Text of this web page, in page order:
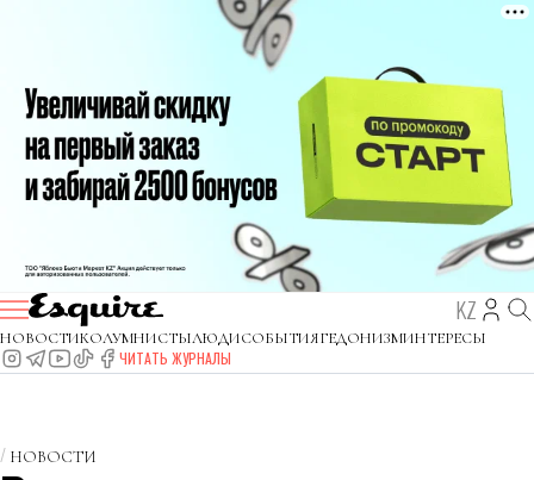
KZ
НОВОСТИКОЛУМНИСТЫЛЮДИСОБЫТИЯГЕДОНИЗМИНТЕРЕСЫ
ЧИТАТЬ ЖУРНАЛЫ
НОВОСТИ